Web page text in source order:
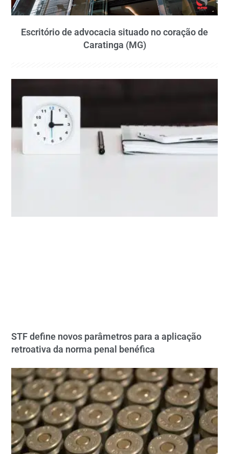
Escritório de advocacia situado no coração de
Caratinga (MG)
STF define novos parâmetros para a aplicação
retroativa da norma penal benéfica